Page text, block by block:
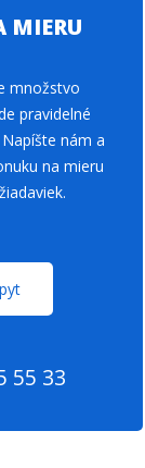
MIERU
množstvo
pravidelné
nám a
na mieru
55 33